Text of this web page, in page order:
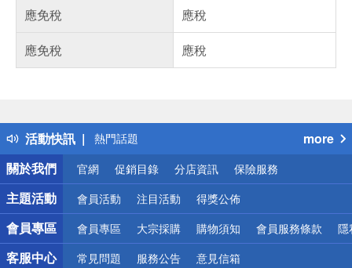
應免稅
應稅
應免稅
應稅
活動快訊
得獎公告
熱門話題
銀行優惠
偏遠地區配送
詐騙網頁！請小心！
more
關於我們
官網 促銷目錄 分店資訊 保險服務
主題活動 會員活動 注目活動 得獎公佈
會員專區 會員專區 大宗採購 購物須知 會員服務條款 隱
客服中心 常見問題 服務公告 意見信箱